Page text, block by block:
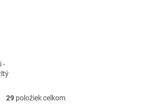
-
O
29položiek celkom